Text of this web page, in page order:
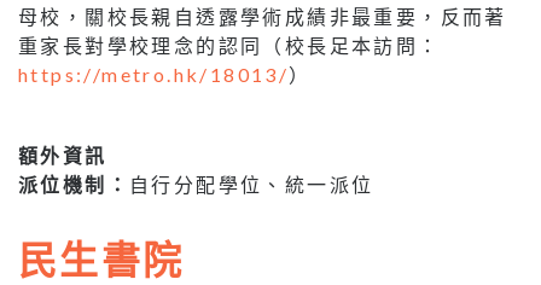
母校，關校長親自透露學術成績非最重要，反而著
重家長對學校理念的認同（校長足本訪問：
https://metro.hk/18013/）
額外資訊
派位機制： 自行分配學位、統一派位
民生書院